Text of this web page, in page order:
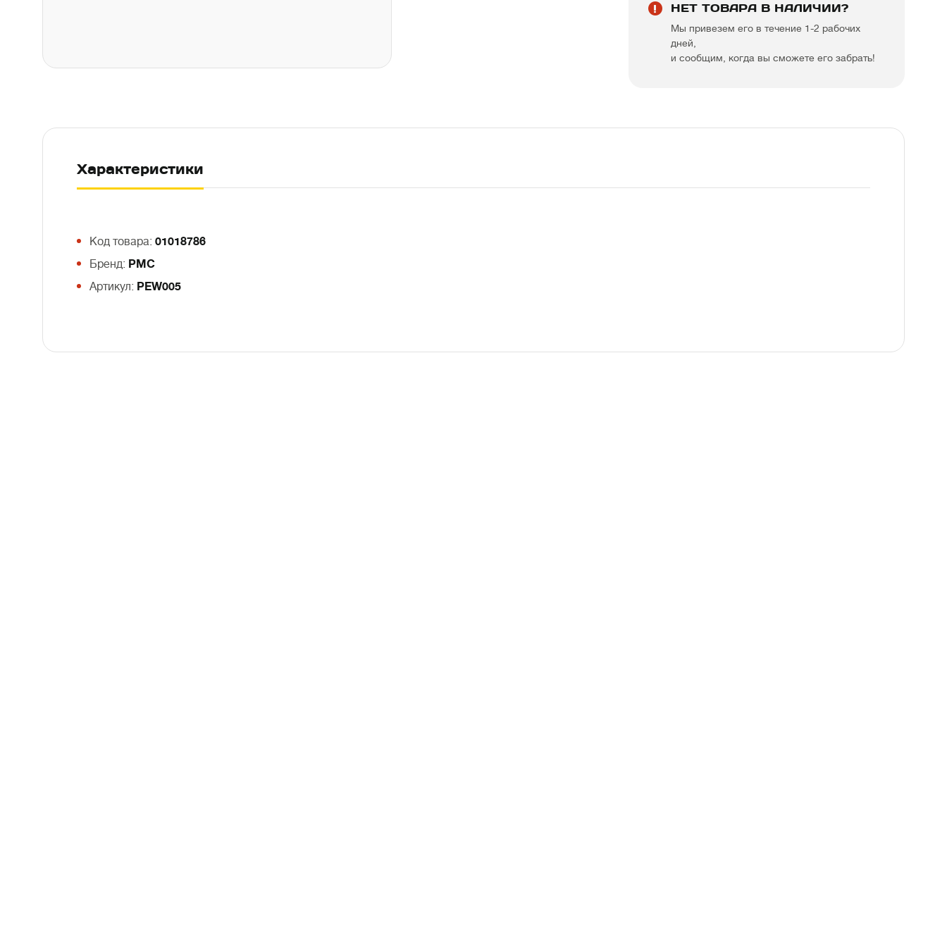
НЕТ ТОВАРА В НАЛИЧИИ?
Мы привезем его в течение 1-2 рабочих
дней,
и сообщим, когда вы сможете его забрать!
Характеристики
Код товара: 01018786
Бренд: PMC
Артикул: PEW005